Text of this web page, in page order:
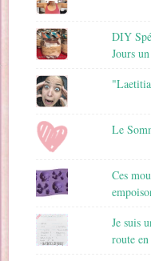
DIY
Jours
Le
Ces
Je suis
route en